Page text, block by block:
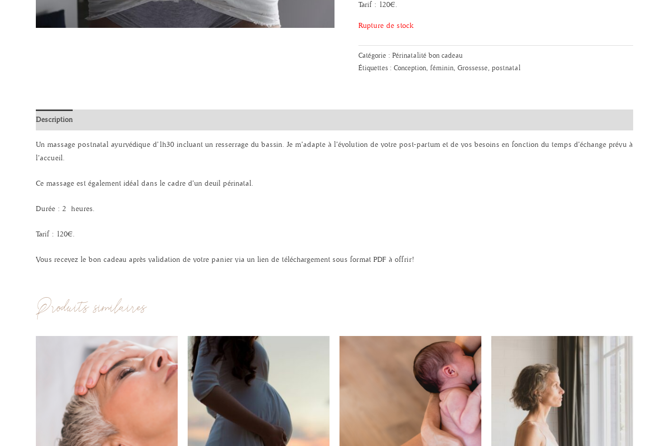
Tarif : 120€.
Rupture de stock
Catégorie : Périnatalité bon cadeau
Étiquettes : Conception féminin Grossesse postnatal
Description
Un massage postnatal ayurvédique d’1h30 incluant un resserrage du bassin. Je m’adapte à l’évolution de votre post-partum et de vos besoins en fonction du temps d’échange prévu à
l’accueil.
Ce massage est également idéal dans le cadre d’un deuil périnatal.
Durée : 2 heures.
Tarif : 120€.
Vous recevez le bon cadeau après validation de votre panier via un lien de téléchargement sous format PDF à offrir!
Produits similaires